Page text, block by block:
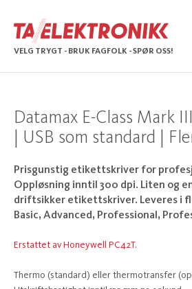
VELG TRYGT - BRUK FAGFOLK - SPØR OSS!
Datamax E-Class Mark
| USB som standard |
Prisgunstig etikettskriver for
Oppløsning inntil 300 dpi. Liten og
driftsikker etikettskriver. Leveres i
Basic, Advanced, Professional,
Erstattet av Honeywell PC42T.
Thermo (standard) eller thermotransfer